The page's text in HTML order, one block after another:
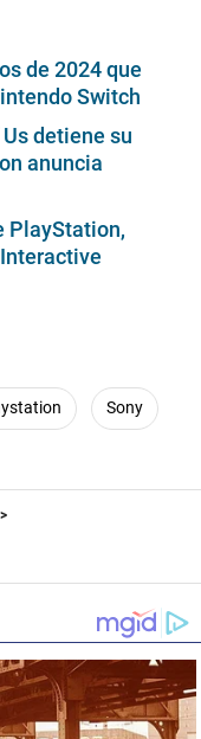
de 2024 que
Switch
detiene su
anuncia
PlayStation,
Sony